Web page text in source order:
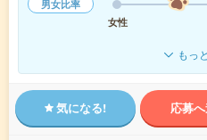
男女比率
女性
もっ
気になる! 応募